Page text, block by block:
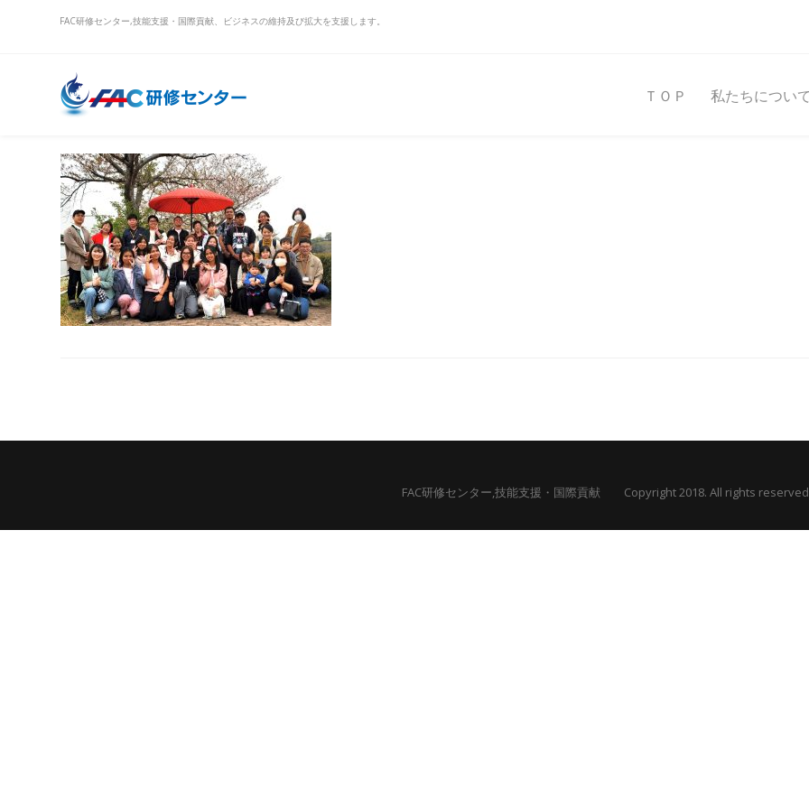
FAC研修センター,技能支援・国際貢献、ビジネスの維持及び拡大を支援します。
ＴＯＰ 私たちについ
FAC研修センター,技能支援・国際貢献 Copyright 2018. All rights